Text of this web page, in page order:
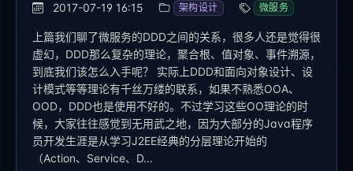
2017-07-19 16:15 架构设计 微服务
上篇我们聊了微服务的DDD之间的关系，很多人还是觉得很
虚幻，DDD那么复杂的理论，聚合根、值对象、事件溯源，
到底我们该怎么入手呢？ 实际上DDD和面向对象设计、设
计模式等等理论有千丝万缕的联系，如果不熟悉OOA、
OOD，DDD也是使用不好的。不过学习这些OO理论的时
候，大家往往感觉到无用武之地，因为大部分的Java程序
员开发生涯是从学习J2EE经典的分层理论开始的
（Action、Service、D...